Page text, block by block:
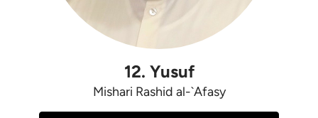
12. Yusuf
Mishari Rashid al-`Afasy